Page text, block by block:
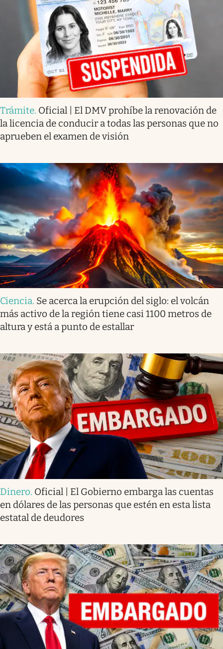
Trámite. Oficial | El DMV prohíbe la renovación de
la licencia de conducir a todas las personas que no
aprueben el examen de visión
Ciencia. Se acerca la erupción del siglo: el volcán
más activo de la región tiene casi 1100 metros de
altura y está a punto de estallar
Dinero. Oficial | El Gobierno embarga las cuentas
en dólares de las personas que estén en esta lista
estatal de deudores